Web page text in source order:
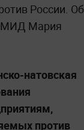
России. Об
МИД Мария
натовская
против